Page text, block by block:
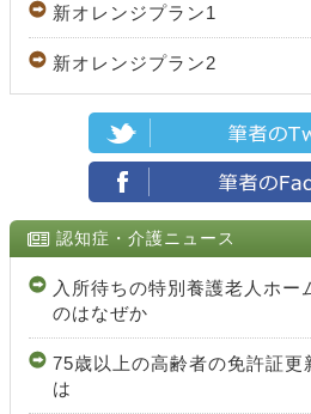
新オレンジプラン1
新オレンジプラン2
認知症・介護ニュース
入所待ちの特別養護老人ホー
のはなぜか
75歳以上の高齢者の免許証更
は